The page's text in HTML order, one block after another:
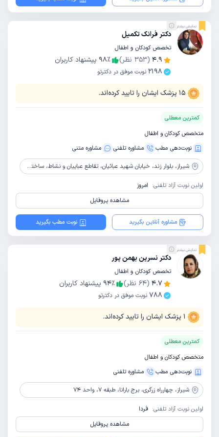
نمایش بیشتر
دکتر فرانک تکمیل
تخصص کودکان و اطفال
4.9
(
353 نظر) 98٪
پیشنهاد کاربران
2198 نوبت موفق در دکترتو
15 پزشک ایشان را تایید کرده‌اند.
کمترین معطلی
متخصص کودکان و اطفال
نوبت‌دهی مطب
مشاوره‌ تلفنی مشاوره‌ متنی
شیراز، بلوار زند، خیابان شهید عبائیان، تقاطع عباییان و نشاط، ساختمان سیب، طبقه اول، جنب آسانسور، واحد چهار
اولین نوبت آزاد تلفنی: امروز
مشاهده پروفایل
مشاوره آنلاین بگیرید نوبت مطب بگیرید
نمایش بیشتر
دکتر نسرین بهمن پور
تخصص کودکان و اطفال
4.7
(
64 نظر) 94٪
پیشنهاد کاربران
788 نوبت موفق در دکترتو
1 پزشک ایشان را تایید کرده‌اند.
کمترین معطلی
متخصص کودکان و اطفال
نوبت‌دهی مطب
مشاوره‌ تلفنی
شیراز، چهارراه زرگری، برج بارانا، طبقه 7، واحد 74
اولین نوبت آزاد تلفنی: فردا
مشاهده پروفایل